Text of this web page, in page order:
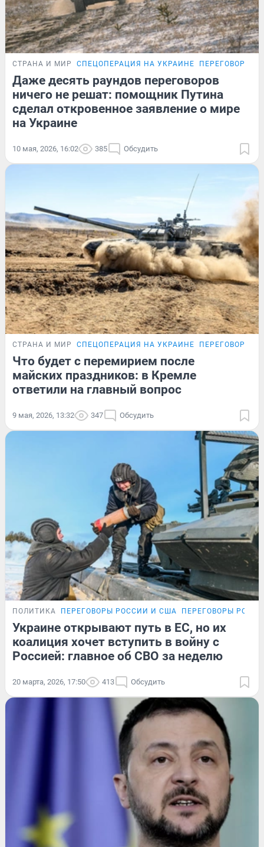
СТРАНА И МИР СПЕЦОПЕРАЦИЯ НА УКРАИНЕ ПЕРЕГОВОРЫ
Даже десять раундов переговоров
ничего не решат: помощник Путина
сделал откровенное заявление о мире
на Украине
10 мая, 2026, 16:02 385 Обсудить
СТРАНА И МИР СПЕЦОПЕРАЦИЯ НА УКРАИНЕ ПЕРЕГОВОРЫ
Что будет с перемирием после
майских праздников: в Кремле
ответили на главный вопрос
9 мая, 2026, 13:32 347 Обсудить
ПОЛИТИКА ПЕРЕГОВОРЫ РОССИИ И США ПЕРЕГОВОРЫ
Украине открывают путь в ЕС, но их
коалиция хочет вступить в войну с
Россией: главное об СВО за неделю
20 марта, 2026, 17:50 413 Обсудить